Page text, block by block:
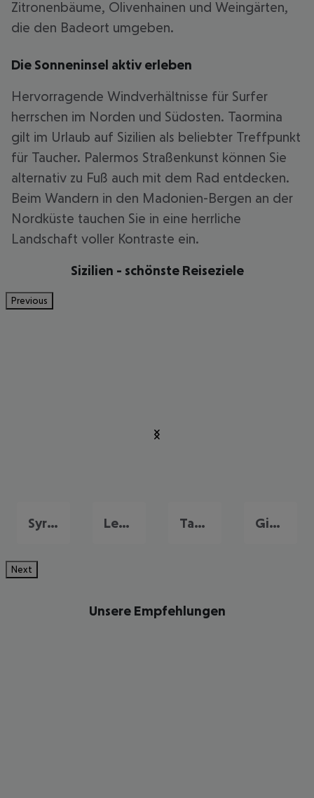
Zitronenbäume, Olivenhainen und Weingärten,
die den Badeort umgeben.
Die Sonneninsel aktiv erleben
Hervorragende Windverhältnisse für Surfer
herrschen im Norden und Südosten. Taormina
gilt im Urlaub auf Sizilien als beliebter Treffpunkt
für Taucher. Palermos Straßenkunst können Sie
alternativ zu Fuß auch mit dem Rad entdecken.
Beim Wandern in den Madonien-Bergen an der
Nordküste tauchen Sie in eine herrliche
Landschaft voller Kontraste ein.
Sizilien - schönste Reiseziele
Previous
Syrakus Letojanni Taormina Giardini-Naxos
Next
Unsere Empfehlungen